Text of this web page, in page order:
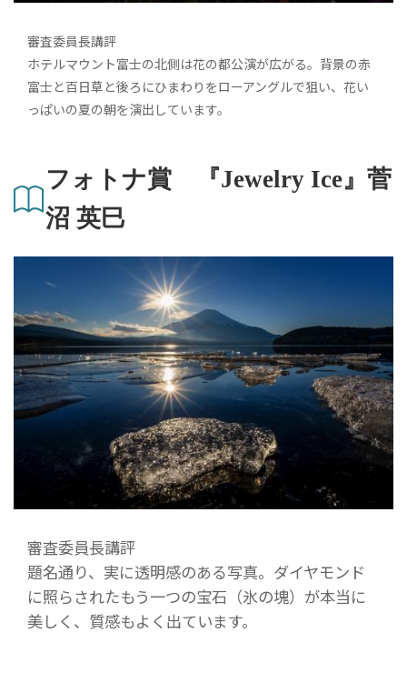
審査委員長講評
ホテルマウント富士の北側は花の都公演が広がる。背景の赤
富士と百日草と後ろにひまわりをローアングルで狙い、花い
っぱいの夏の朝を演出しています。
フォトナ賞 『Jewelry Ice』菅
沼 英巳
審査委員長講評
題名通り、実に透明感のある写真。ダイヤモンド
に照らされたもう一つの宝石（氷の塊）が本当に
美しく、質感もよく出ています。